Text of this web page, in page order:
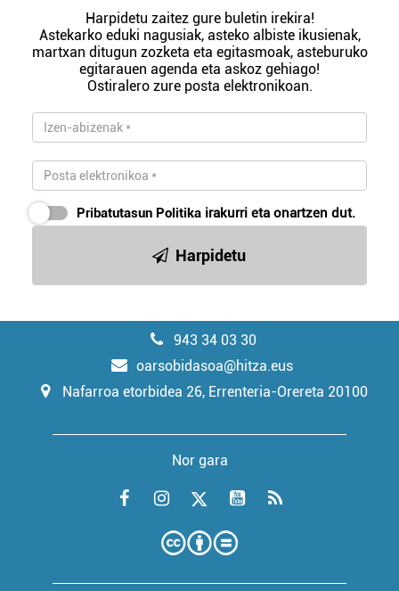
Harpidetu zaitez gure buletin irekira!
Astekarko eduki nagusiak, asteko albiste ikusienak,
martxan ditugun zozketa eta egitasmoak, asteburuko
egitarauen agenda eta askoz gehiago!
Ostiralero zure posta elektronikoan.
Pribatutasun Politika irakurri eta onartzen dut.
Harpidetu
943 34 03 30
oarsobidasoa@hitza.eus
Nafarroa etorbidea 26, Errenteria-Orereta 20100
Nor gara